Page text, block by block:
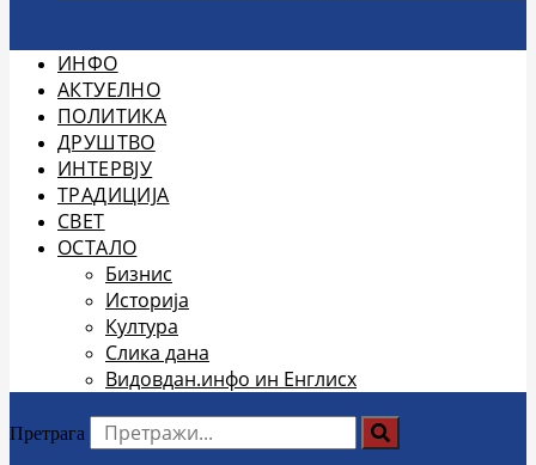
ИНФО
АКТУЕЛНО
ПОЛИТИКА
ДРУШТВО
ИНТЕРВЈУ
ТРАДИЦИЈА
СВЕТ
ОСТАЛО
Бизнис
Историја
Култура
Слика дана
Видовдан.инфо ин Енглисх
Претрага